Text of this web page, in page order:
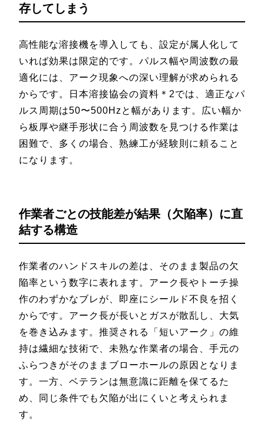
存してしまう
高性能な溶接機を導入しても、設定が属人化して
いれば効果は限定的です。パルス幅や周波数の最
適化には、アーク現象への深い理解が求められる
からです。日本溶接協会の資料＊2では、適正なパ
ルス周期は50〜500Hzと幅があります。広い幅か
ら板厚や継手形状に合う周波数を見つける作業は
困難で、多くの場合、熟練工が経験則に頼ること
になります。
作業者ごとの技能差が結果（欠陥率）に直
結する構造
作業者のハンドスキルの差は、そのまま製品の欠
陥率という数字に表れます。アーク長やトーチ操
作のわずかなブレが、即座にシールド不良を招く
からです。アーク長が長いとガスが散乱し、大気
を巻き込みます。推奨される「短いアーク」の維
持は繊細な技術で、未熟な作業者の場合、手元の
ふらつきがそのままブローホールの原因となりま
す。一方、ベテランは無意識に距離を保てるた
め、同じ条件でも欠陥が出にくいと考えられま
す。